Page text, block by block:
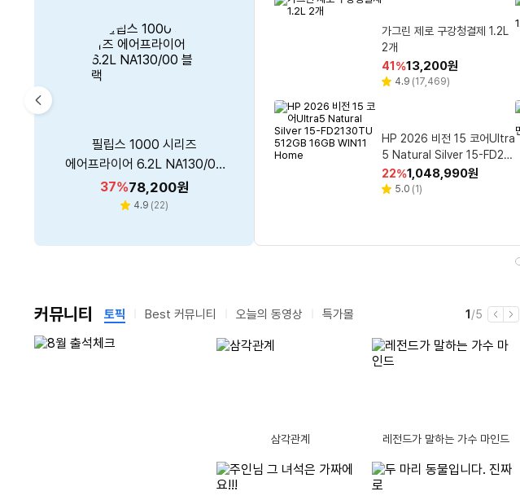
코드웨이 UHD 8K HDMI 2.1ver
모니터케이블 1개 2m
할
51%11,530원
별
5.0 리
뷰
(2)
HP 2025 옴니북 X 플립 14
코어Ultra5 Meteor Silver
512GB 16GB WIN11 Home
14-fm0062TU
할
인
16 %1,333,990
별 4.8 리
뷰
(150)
신일 BLDC 에어 서큘레이터
SIF-7CIRU
할
인
62%79,000원
쿠첸 2.1기압 121 IH
전기압력밥솥 10인용 CRT-
RPK1070S 카밍라이트실버
할
5%299,730원
별
5.0 리
뷰
(3)
종근당 차전자피 식이섬유 30
할
인
43%16,900원
별 4.6 리
뷰
(665)
바겐슈타이거 슈탠더 스텐 집
게 1개
할
인
32%7,670원
별 4.3 리
뷰
(92
코카콜라 제로 300ml 24개
할
41%18,040원
별 4.9리
(11,114
쉬크 쉐이브가드 센서티브 라
할
인
45%10,680원
별 4.7 리
뷰
(1,521)
유한락스 욕실청소용 세정제
900ml 2개
할
인
38%9,680원
별 4.9 리
뷰
(31,471
필립스 1000 시리즈
에어프라이어 6.2L NA130/00
블랙
할
37%78,200원
별 4.9 리
뷰
(22)
가그린 제로 구강청결제 1.2L
2개
할
인
41 %13,200원
별 4.9 리
뷰
(17,469)
HP 2026 비전 15 코어Ultra
5 Natural Silver 15-FD213
0TU 512GB 16GB WIN11
Home
할
인
22%1,048,990원
별 5.0 리
뷰
(1)
피지 모락셀라 냄새제거 세탁세제
코튼향 2.1L 1개입 1개
할
32%14,350원
별 4.7리
(1,775
샤프란 섬유유연제 릴렉싱 아
할
인
40%15,670원
별 4.9 리
뷰
(4,822)
젠하이저 BTD 700 C 타입
aptX Lossless 지원 블루투
스 5.4 동글 오디오 트렌스미
할
인
42%58,400원
별 4.3 리
뷰
(6
CM’s
Pick
1
커뮤니티 토픽 Best 커뮤니티 오늘의 동영상 특가몰
삼각관계 레전드가 말하는 가수 마인드
제트보트의 미친 순발력
이번에 처음 pc를 사려합니다.
B850m박격포+3SYS RC1800쿨러 사용중인데 5080 간섭여부
호환성 여부 질문드립니다.
글
10 글제목
어느 갈비탕집의 현수막
12
댓
수
(11)
글제목
모니터를 바꿀지 키보드를 바꿀지
글
14
댓(9)
글제목
드디어 4주만인가? 로또이벤트 열렸습니다.
남
남
남
은
현
1 전
/5
이 다